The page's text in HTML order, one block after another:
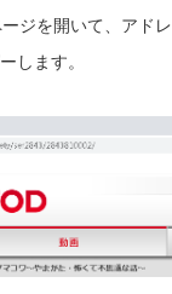
ジを開いて、アドレ
します。